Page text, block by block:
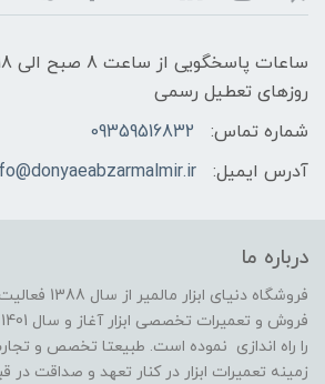
روزهای تعطیل رسمی
شماره تماس:
09359516832
آدرس ایمیل:
درباره ما
فروشگاه دنیای
را راه اندازی نموده است. طبیعتا تخصص و
زمینه تعمیرات ابزار در کنار تعهد و صداقت در